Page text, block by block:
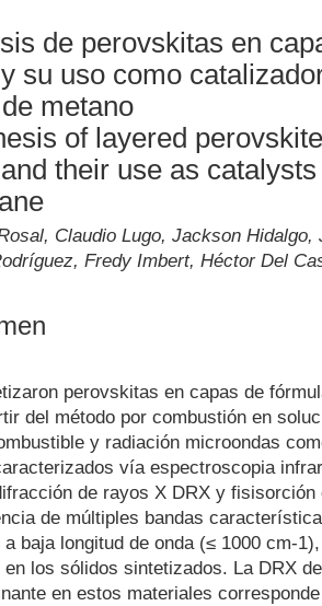
de perovskitas en
su uso como
metano
of layered
their use as
Claudio Lugo, Jackson
Fredy Imbert, Héctor Del
perovskitas en capas de
del método por combustión en
y radiación microondas
vía espectroscopia
de rayos X DRX y
de múltiples bandas
a baja longitud de onda (≤ 1000 cm-
en los sólidos sintetizados. La DRX
en estos materiales